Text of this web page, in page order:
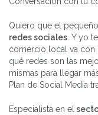
Quiero que el
redes sociales . Y yo
comercio local va con
qué redes son las
mismas para llegar
Plan de Social Media
Especialista en el